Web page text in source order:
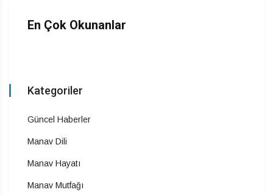
En Çok Okunanlar
Kategoriler
Güncel Haberler
Manav Dili
Manav Hayatı
Manav Mutfağı